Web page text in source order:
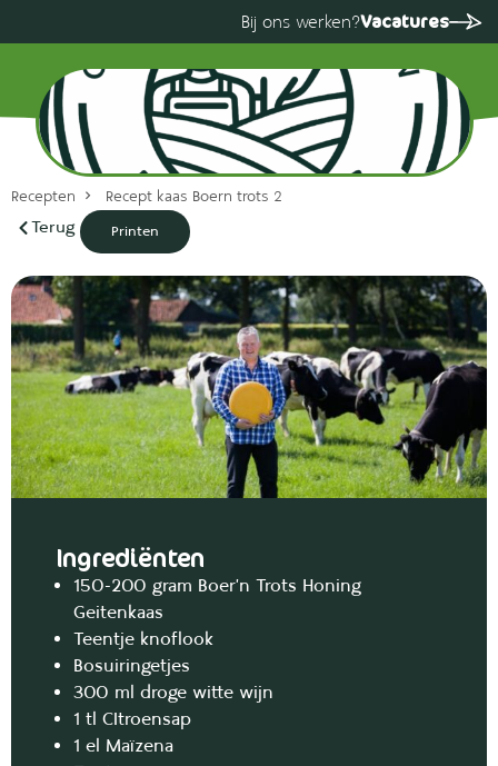
Bij ons werken?Vacatures
Recepten Recept kaas Boern trots 2
Terug Printen
Ingrediënten
150-200 gram Boer’n Trots Honing
Geitenkaas
Teentje knoflook
Bosuiringetjes
300 ml droge witte wijn
1 tl CItroensap
1 el Maïzena